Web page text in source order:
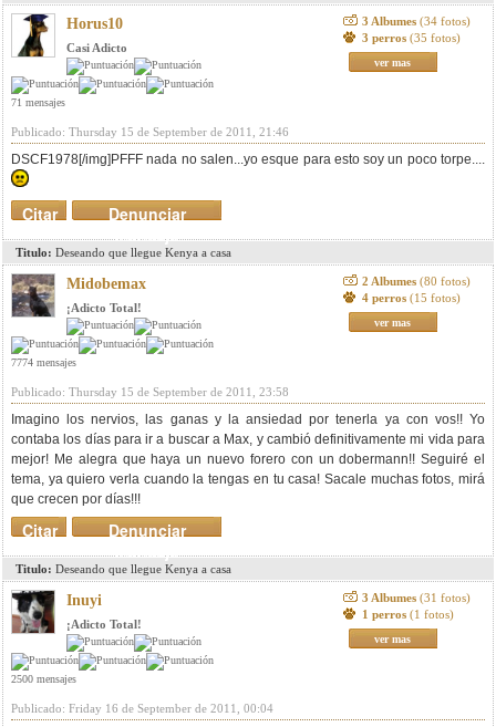
Horus10
Casi Adicto
71 mensajes
3 Albumes (34 fotos)
3 perros (35 fotos)
ver mas
Publicado: Thursday 15 de September de 2011, 21:46
DSCF1978[/img]PFFF nada no salen...yo esque para esto soy un poco torpe....
Denunciar
mensaje
Citar
Titulo: Deseando que llegue Kenya a casa
Midobemax
¡Adicto Total!
7774 mensajes
2 Albumes (80 fotos)
4 perros (15 fotos)
ver mas
Publicado: Thursday 15 de September de 2011, 23:58
Imagino los nervios, las ganas y la ansiedad por tenerla ya con vos!! Yo
contaba los días para ir a buscar a Max, y cambió definitivamente mi vida para
mejor! Me alegra que haya un nuevo forero con un dobermann!! Seguiré el
tema, ya quiero verla cuando la tengas en tu casa! Sacale muchas fotos, mirá
que crecen por días!!!
Denunciar
mensaje
Citar
Titulo: Deseando que llegue Kenya a casa
Inuyi
¡Adicto Total!
2500 mensajes
3 Albumes (31 fotos)
1 perros (1 fotos)
ver mas
Publicado: Friday 16 de September de 2011, 00:04